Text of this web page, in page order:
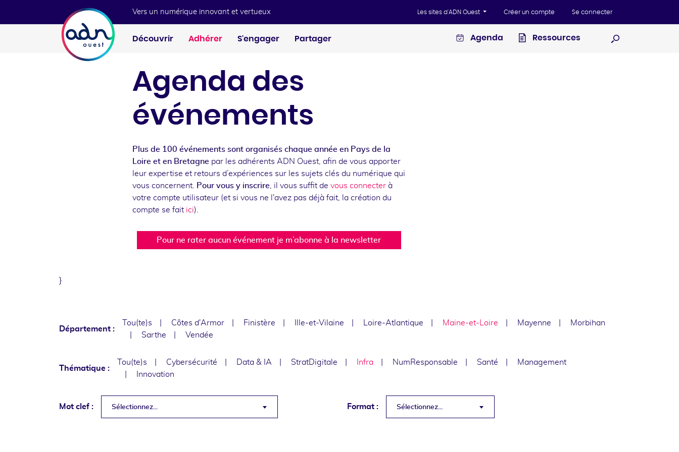
Vers un numérique innovant et vertueux Les sites d'ADN Ouest Créer un compte Se connecter
Découvrir Adhérer S'engager Partager Agenda
Ressources
Agenda des
événements
Plus de 100 événements sont organisés chaque année en Pays de la
Loire et en Bretagne par les adhérents ADN Ouest, afin de vous apporter
leur expertise et retours d’expériences sur les sujets clés du numérique qui
vous concernent. Pour vous y inscrire, il vous suffit de vous connecter à
votre compte utilisateur (et si vous ne l'avez pas déjà fait, la création du
compte se fait ici).
Pour ne rater aucun événement je m’abonne à la newsletter
}
Département :
Tou(te)s Côtes d'Armor Finistère Ille-et-Vilaine Loire-Atlantique Maine-et-Loire Mayenne
Morbihan
Sarthe
Vendée
Thématique :
Tou(te)s Cybersécurité Data & IA StratDigitale Infra NumResponsable Santé
Management
Innovation
Mot clef : Sélectionnez... Format : Sélectionnez...